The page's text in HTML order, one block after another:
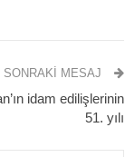
SONRAKI MESAJ
idam edilişlerinin
51. yılı